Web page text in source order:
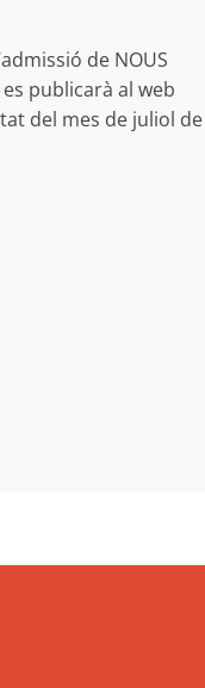
de NOUS
publicarà al web
del mes de juliol de